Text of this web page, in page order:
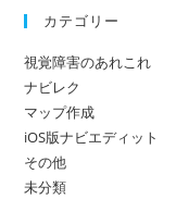
力
し
て
く
だ
さ
い
ト
(任
意)
カテゴリー
視覚障害のあれこれ
ナビレク
マップ作成
iOS版ナビエディット
その他
未分類